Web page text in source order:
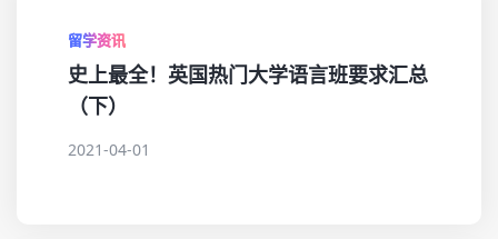
留学资讯
史上最全！英国热门大学语言班要求汇总
（下）
2021-04-01